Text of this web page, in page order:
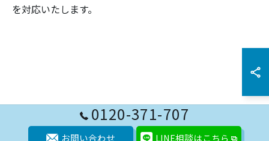
を対応いたします。
0120-371-707
お問い合わせ LINE相談はこちら